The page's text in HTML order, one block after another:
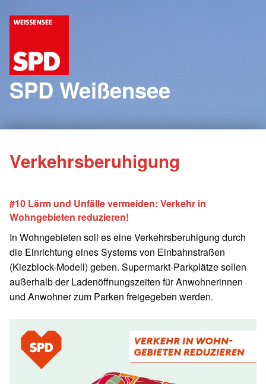
SPD Weißensee
Verkehrsberuhigung
#10 Lärm und Unfälle vermeiden: Verkehr in
Wohngebieten reduzieren!
In Wohngebieten soll es eine Verkehrsberuhigung durch
die Einrichtung eines Systems von Einbahnstraßen
(Kiezblock-Modell) geben. Supermarkt-Parkplätze sollen
außerhalb der Ladenöffnungszeiten für Anwohnerinnen
und Anwohner zum Parken freigegeben werden.